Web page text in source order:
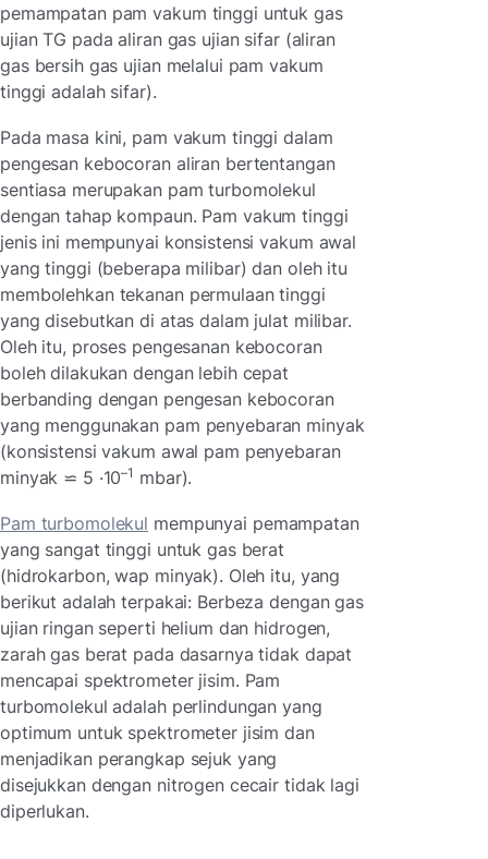
pemampatan pam vakum tinggi untuk gas
ujian TG pada aliran gas ujian sifar (aliran
gas bersih gas ujian melalui pam vakum
tinggi adalah sifar).
Pada masa kini, pam vakum tinggi dalam
pengesan kebocoran aliran bertentangan
sentiasa merupakan pam turbomolekul
dengan tahap kompaun. Pam vakum tinggi
jenis ini mempunyai konsistensi vakum awal
yang tinggi (beberapa milibar) dan oleh itu
membolehkan tekanan permulaan tinggi
yang disebutkan di atas dalam julat milibar.
Oleh itu, proses pengesanan kebocoran
boleh dilakukan dengan lebih cepat
berbanding dengan pengesan kebocoran
yang menggunakan pam penyebaran minyak
(konsistensi vakum awal pam penyebaran
minyak ⋍ 5 ·10–1 mbar).
Pam turbomolekul mempunyai pemampatan
yang sangat tinggi untuk gas berat
(hidrokarbon, wap minyak). Oleh itu, yang
berikut adalah terpakai: Berbeza dengan gas
ujian ringan seperti helium dan hidrogen,
zarah gas berat pada dasarnya tidak dapat
mencapai spektrometer jisim. Pam
turbomolekul adalah perlindungan yang
optimum untuk spektrometer jisim dan
menjadikan perangkap sejuk yang
disejukkan dengan nitrogen cecair tidak lagi
diperlukan.